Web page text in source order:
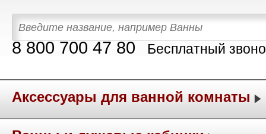
8 800 700 47 80 Бесплатный
Аксессуары для ванной комнаты